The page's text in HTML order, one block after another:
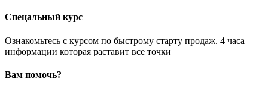
Спецальный курс
Ознакомьтесь с курсом по быстрому старту продаж. 4 часа
информации которая раставит все точки
Вам помочь?